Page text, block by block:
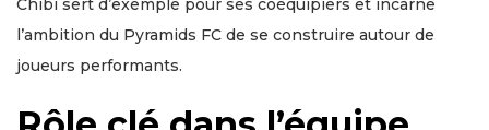
l’ambition du Pyramids FC de se construire autour de
joueurs performants.